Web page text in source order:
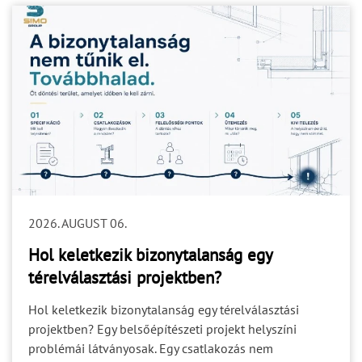
2026. AUGUST 06.
Hol keletkezik bizonytalanság egy
térelválasztási projektben?
Hol keletkezik bizonytalanság egy térelválasztási
projektben? Egy belsőépítészeti projekt helyszíni
problémái látványosak. Egy csatlakozás nem